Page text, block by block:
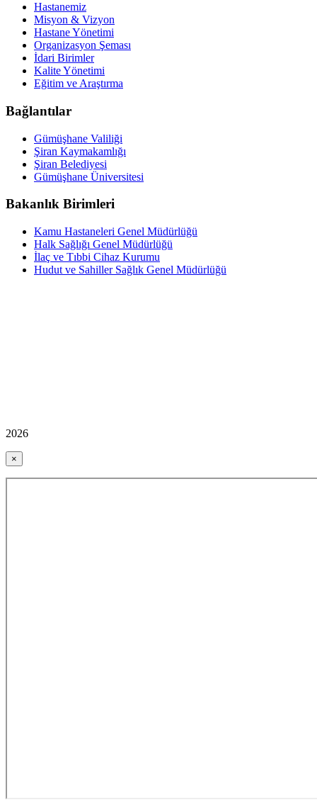
Hastanemiz
Misyon & Vizyon
Hastane Yönetimi
Organizasyon Şeması
İdari Birimler
Kalite Yönetimi
Eğitim ve Araştırma
Bağlantılar
Gümüşhane Valiliği
Şiran Kaymakamlığı
Şiran Belediyesi
Gümüşhane Üniversitesi
Bakanlık Birimleri
Kamu Hastaneleri Genel Müdürlüğü
Halk Sağlığı Genel Müdürlüğü
İlaç ve Tıbbi Cihaz Kurumu
Hudut ve Sahiller Sağlık Genel Müdürlüğü
2026
×